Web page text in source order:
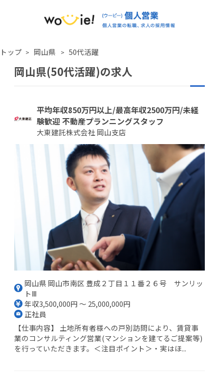
トップ 岡山県 50代活躍
岡山県(50代活躍)の求人
平均年収850万円以上/最高年収2500万円/未経
験歓迎 不動産プランニングスタッフ
大東建託株式会社 岡山支店
岡山県 岡山市南区 豊成２丁目１１番２６号 サンリッ
トⅢ
年収3,500,000円 ～ 25,000,000円
正社員
【仕事内容】 土地所有者様への戸別訪問により、賃貸事
業のコンサルティング営業(マンションを建てるご提案等)
を行っていただきます。＜注目ポイント＞・実はほ...